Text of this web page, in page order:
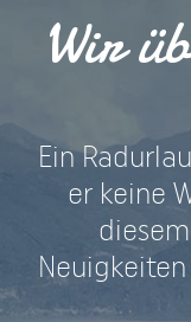
Wir
Ein
er keine